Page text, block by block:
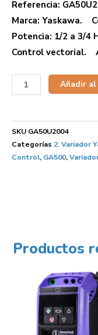
Referencia:
Marca: Yaskawa.
Potencia: 1/2 a 3/4
Control vectorial.
Añadir
SKU GA50U2004
Categorías 2. Variador
Control, GA500,
Productos